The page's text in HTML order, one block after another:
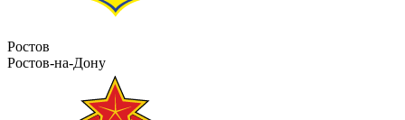
Ростов
Ростов-на-Дону